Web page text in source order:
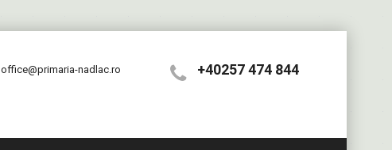
+40257 474 844
office@primaria-nadlac.ro